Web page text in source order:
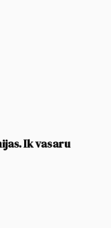
Ik vasaru